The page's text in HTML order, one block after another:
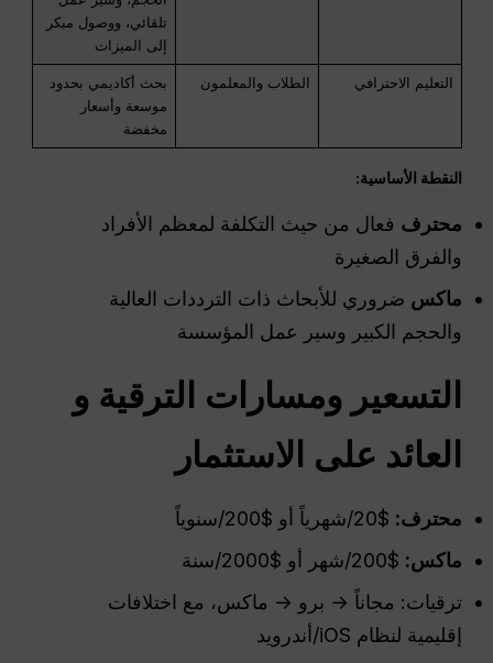
تلقائي، ووصول مبكر
إلى الميزات
التعليم الاحترافي الطلاب والمعلمون
بحث أكاديمي بحدود
موسعة وأسعار
مخفضة
النقطة الأساسية:
محترف فعال من حيث التكلفة لمعظم الأفراد
والفرق الصغيرة
ماكس ضروري للأبحاث ذات الترددات العالية
والحجم الكبير وسير عمل المؤسسة
التسعير ومسارات الترقية و
العائد على الاستثمار
محترف: $20/شهرياً أو $200/سنوياً
ماكس: $200/شهر أو $2000/سنة
ترقيات: مجاناً → برو → ماكس، مع اختلافات
إقليمية لنظام iOS/أندرويد